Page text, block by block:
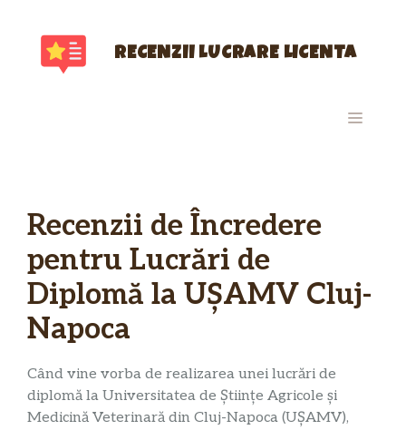
conținut
RECENZII LUCRARE LICENTA
MENIU
Recenzii de Încredere
pentru Lucrări de
Diplomă la UȘAMV Cluj-
Napoca
Când vine vorba de realizarea unei lucrări de
diplomă la Universitatea de Științe Agricole și
Medicină Veterinară din Cluj-Napoca (UȘAMV),